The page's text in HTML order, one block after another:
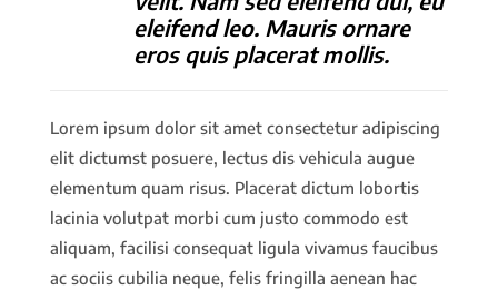
eleifend leo. Mauris ornare
eros quis placerat mollis.
Lorem ipsum dolor sit amet consectetur adipiscing
elit dictumst posuere, lectus dis vehicula augue
elementum quam risus. Placerat dictum lobortis
lacinia volutpat morbi cum justo commodo est
aliquam, facilisi consequat ligula vivamus faucibus
ac sociis cubilia neque, felis fringilla aenean hac